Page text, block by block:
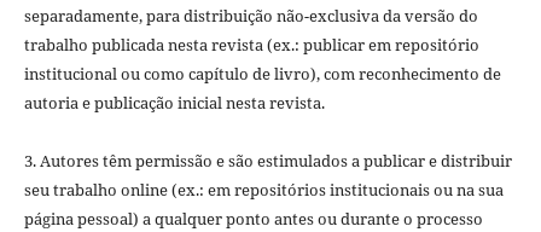
separadamente, para distribuição não-exclusiva da versão do
trabalho publicada nesta revista (ex.: publicar em repositório
institucional ou como capítulo de livro), com reconhecimento de
autoria e publicação inicial nesta revista.
3. Autores têm permissão e são estimulados a publicar e distribuir
seu trabalho online (ex.: em repositórios institucionais ou na sua
página pessoal) a qualquer ponto antes ou durante o processo